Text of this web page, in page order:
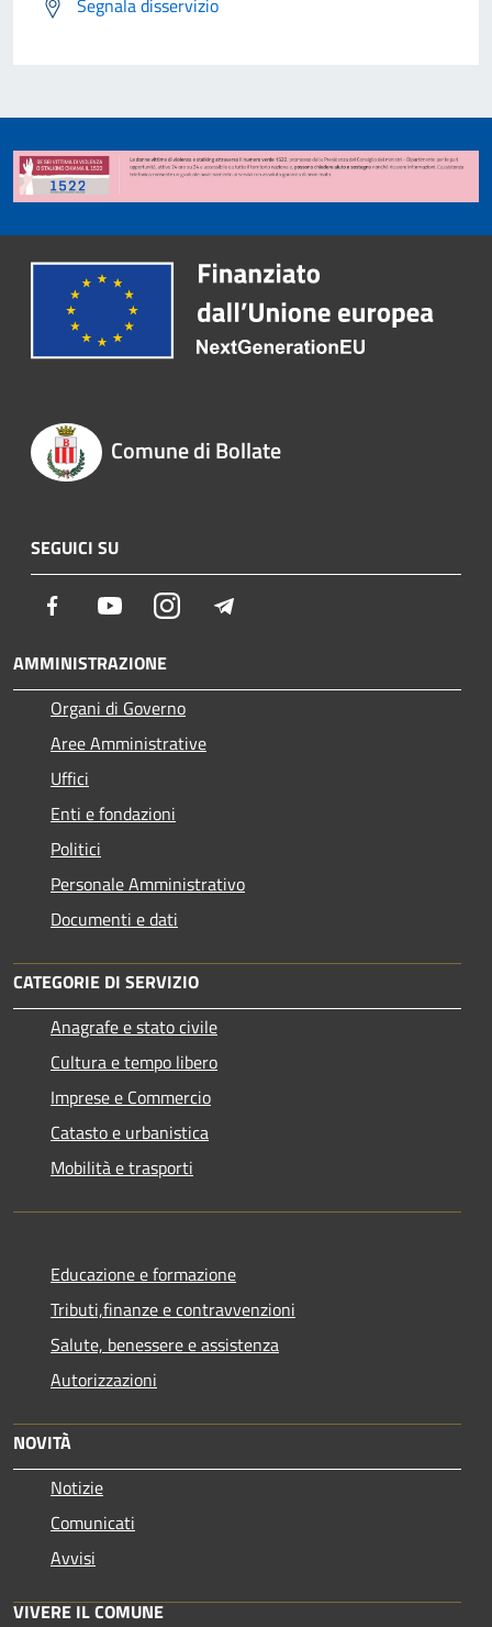
Segnala disservizio
Comune di Bollate
SEGUICI SU
Facebook YoutubeInstagram
AMMINISTRAZIONE
Organi di Governo
Aree Amministrative
Uffici
Enti e fondazioni
Politici
Personale Amministrativo
Documenti e dati
CATEGORIE DI SERVIZIO
Anagrafe e stato civile
Cultura e tempo libero
Imprese e Commercio
Catasto e urbanistica
Mobilità e trasporti
Educazione e formazione
Tributi,finanze e contravvenzioni
Salute, benessere e assistenza
Autorizzazioni
NOVITÀ
Notizie
Comunicati
Avvisi
VIVERE IL COMUNE